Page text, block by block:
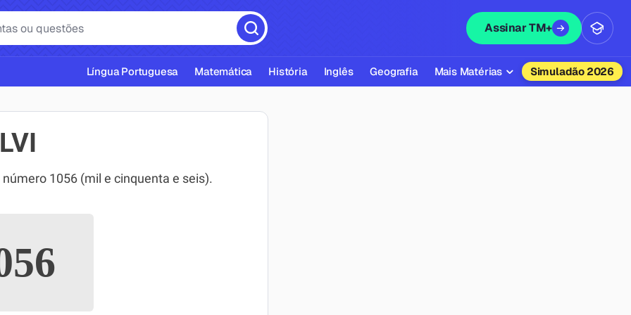
Assinar TM+
ABNT
Língua Portuguesa Matemática História Inglês Geografia Mais Matérias Simuladão 2026
1056 (mil e cinquenta e seis).